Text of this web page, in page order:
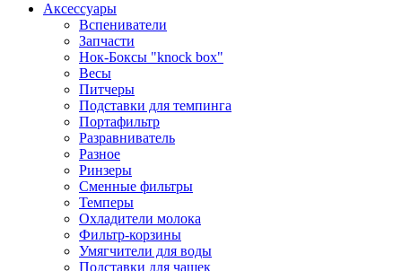
Аксессуары
Вспениватели
Запчасти
Нок-Боксы "knock box"
Весы
Питчеры
Подставки для темпинга
Портафильтр
Разравниватель
Разное
Ринзеры
Сменные фильтры
Темперы
Охладители молока
Фильтр-корзины
Умягчители для воды
Подставки для чашек